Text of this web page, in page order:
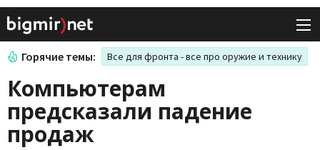
Горячие темы: Все для фронта - все про оружие и технику
Компьютерам
предсказали падение
продаж